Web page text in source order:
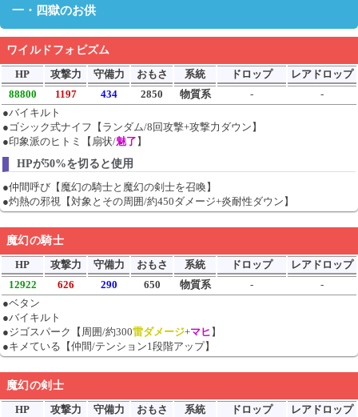
一・四獄のお供
ワイルドフォビズム
HP
攻撃力 守備力 おもさ 系統 ドロップ
レアドロップ
88800
1197 434 2850 物質系 -
-
●バイキルト
●ゴシック式ナイフ【ランダム/8回攻撃+攻撃力ダウン】
●印象派のヒトミ【扇状/魅了 】
HPが50%を切ると使用
●仲間呼び【魔幻の騎士と魔幻の剣士を召喚】
●灼熱の邪視【対象とその周囲/約450ダメージ+炎耐性ダウン】
魔幻の騎士
HP
攻撃力 守備力 おもさ 系統 ドロップ
レアドロップ
12922
626 290 650 物質系 -
-
●ベタン
●バイキルト
●ジゴスパーク【周囲/約300雷ダメージ+マヒ 】
●キメている【仲間/テンション1段階アップ】
魔幻の剣士
HP
攻撃力 守備力 おもさ 系統 ドロップ
レアドロップ